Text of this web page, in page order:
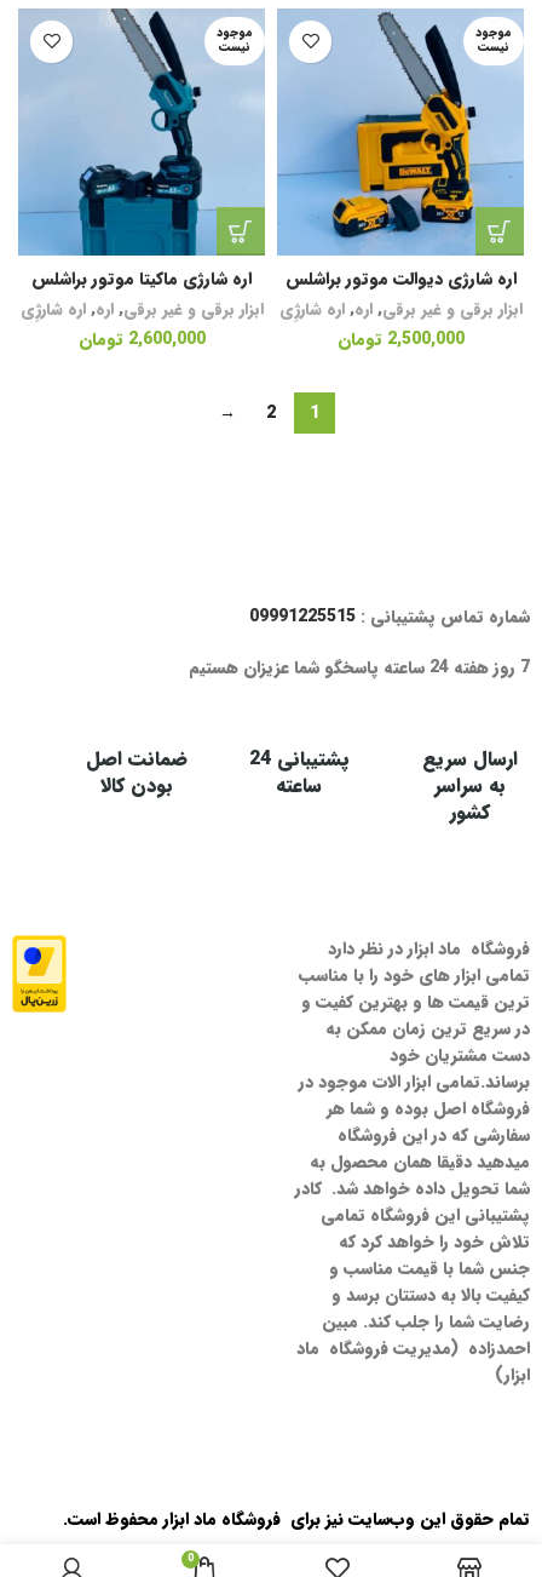
موجود
نیست
اره شارژی دیوالت موتور براشلس
ابزار برقی و غیر برقی,اره,اره شارژِی
2,500,000 تومان
موجود
نیست
اره شارژی ماکیتا موتور براشلس
ابزار برقی و غیر برقی,اره,اره شارژِی
2,600,000 تومان
1
2
→
شماره تماس پشتیبانی : 09991225515
7 روز هفته 24 ساعته پاسخگو شما عزیزان هستیم
ارسال سریع
به سراسر
کشور
پشتیبانی 24
ساعته
ضمانت اصل
بودن کالا
فروشگاه ماد ابزار در نظر دارد
تمامی ابزار های خود را با مناسب
ترین قیمت ها و بهترین کفیت و
در سریع ترین زمان ممکن به
دست مشتریان خود
برساند.تمامی ابزار الات موجود در
فروشگاه اصل بوده و شما هر
سفارشی که در این فروشگاه
میدهید دقیقا همان محصول به
شما تحویل داده خواهد شد. کادر
پشتیبانی این فروشگاه تمامی
تلاش خود را خواهد کرد که
جنس شما با قیمت مناسب و
کیفیت بالا به دستتان برسد و
رضایت شما را جلب کند. مبین
احمدزاده (مدیریت فروشگاه ماد
ابزار)
تمام حقوق اين وب‌سايت نیز برای فروشگاه ماد ابزار محفوظ است.
0